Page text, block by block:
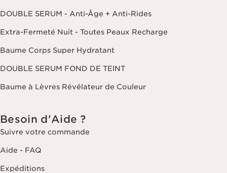
DOUBLE SERUM - Anti-Âge + Anti-Rides
Extra-Fermeté Nuit - Toutes Peaux Recharge
Baume Corps Super Hydratant
DOUBLE SERUM FOND DE TEINT
Baume à Lèvres Révélateur de Couleur
Besoin d'Aide ?
Suivre votre commande
Aide - FAQ
Expéditions